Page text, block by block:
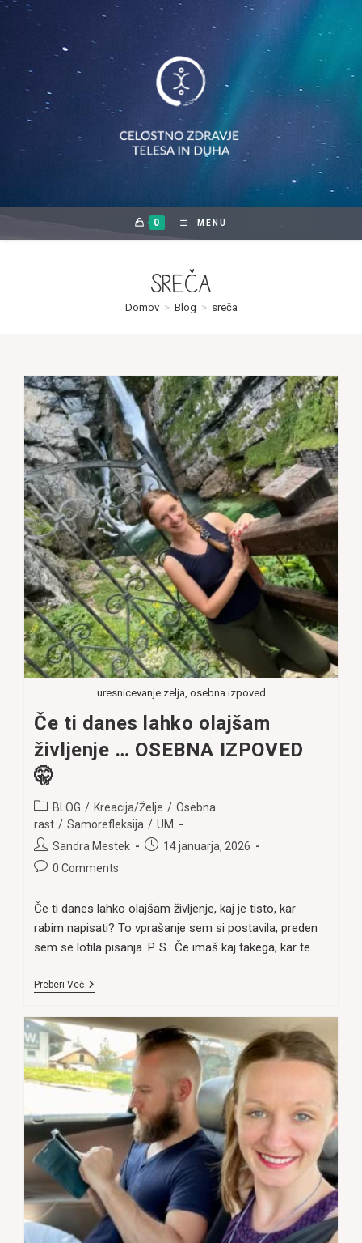
Skip
0 MENU
sreča
Domov > Blog > sreča
uresnicevanje zelja, osebna izpoved
Če ti danes lahko olajšam
življenje … OSEBNA IZPOVED
🤫
Post
category:
BLOG / Kreacija/Želje / Osebna
rast / Samorefleksija / UM
Post
author:
Sandra Mestek
Post14 januarja, 2026
Post0 Comments
Če ti danes lahko olajšam življenje, kaj je tisto, kar
rabim napisati? To vprašanje sem si postavila, preden
sem se lotila pisanja. P. S.: Če imaš kaj takega, kar te…
Preberi VečČe
Lahko
Olajšam
Življenje
…
OSEBNA
IZPOVED